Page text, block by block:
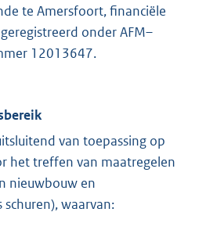
te Amersfoort, financiële
onder AFM–
12013647.
van toepassing op
het treffen van maatregelen
nieuwbouw en
waarvan: